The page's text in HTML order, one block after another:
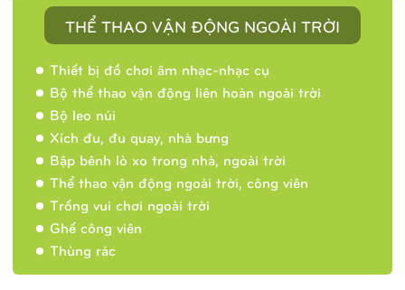
THỂ THAO VẬN ĐỘNG NGOÀI TRỜI
Thiết bị đồ chơi âm nhạc-nhạc cụ
Bộ thể thao vận động liên hoàn ngoài trời
Bộ leo núi
Xích đu, đu quay, nhà bưng
Bập bênh lò xo trong nhà, ngoài trời
Thể thao vận động ngoài trời, công viên
Trống vui chơi ngoài trời
Ghế công viên
Thùng rác